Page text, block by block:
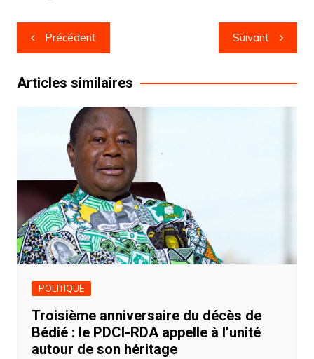
Navigation
de
l’article
Précédent Suivant
Articles similaires
POLITIQUE
Troisième anniversaire du décès de
Bédié : le PDCI-RDA appelle à l’unité
autour de son héritage